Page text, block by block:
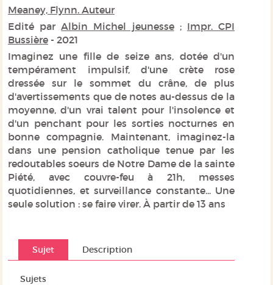
Meaney, Flynn. Auteur
Edité parAlbin Michel jeunesse; Impr. CPI
Bussière - 2021
Imaginez une fille de seize ans, dotée d'un
tempérament impulsif, d'une crète rose
dressée sur le sommet du crâne, de plus
d'avertissements que de notes au-dessus de la
moyenne, d'un vrai talent pour l'insolence et
d'un penchant pour les sorties nocturnes en
bonne compagnie. Maintenant, imaginez-la
dans une pension catholique tenue par les
redoutables soeurs de Notre Dame de la sainte
Piété, avec couvre-feu à 21h, messes
quotidiennes, et surveillance constante... Une
seule solution : se faire virer. À partir de 13 ans
Sujet Description
Sujets